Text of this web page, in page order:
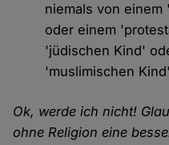
niemals von
oder einem
'jüdischen Kind'
'muslimischen
Ok, werde ich nicht!
ohne Religion eine